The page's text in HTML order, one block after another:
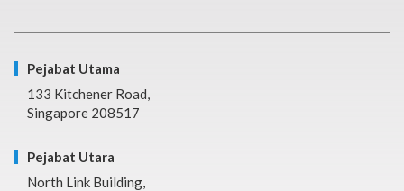
Pejabat Utama
133 Kitchener Road,
Singapore 208517
Pejabat Utara
North Link Building,